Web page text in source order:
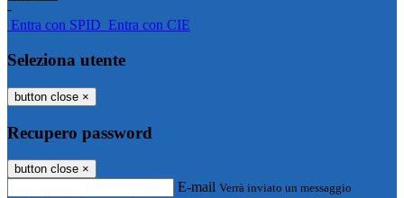
-
Entra con SPID Entra con CIE
Seleziona utente
button close ×
Recupero password
button close ×
E-mail Verrà inviato un messaggio